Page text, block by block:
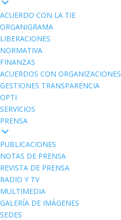
ACUERDO CON LA TIE
ORGANIGRAMA
LIBERACIONES
NORMATIVA
FINANZAS
ACUERDOS CON ORGANIZACIONES
GESTIONES TRANSPARENCIA
OPTI
SERVICIOS
PRENSA
PUBLICACIONES
NOTAS DE PRENSA
REVISTA DE PRENSA
RADIO Y TV
MULTIMEDIA
GALERÍA DE IMÁGENES
SEDES